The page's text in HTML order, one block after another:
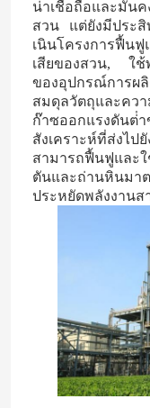
เฟอร์ฟูริลแอลกอ
ทบ
กรดฮิวมิก
น่าเชื่อถือและมั่น
สวน แต่ยังมีประ
เนินโครงการฟื้น
เสียของสวน, ใช้
ของอุปกรณ์การ
สมดุลวัตถุและคว
ก๊าซออกแรงดันต่ํา
สังเคราะห์ที่ส่ง
สามารถฟื้นฟูและ
ตันและถ่านหิน
ประหยัดพลังงานส